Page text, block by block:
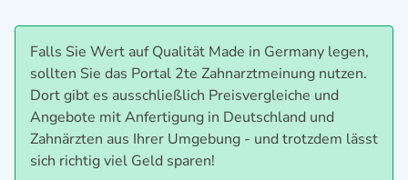
Falls Sie Wert auf Qualität Made in Germany legen,
sollten Sie das Portal 2te Zahnarztmeinung nutzen.
Dort gibt es ausschließlich Preisvergleiche und
Angebote mit Anfertigung in Deutschland und
Zahnärzten aus Ihrer Umgebung - und trotzdem lässt
sich richtig viel Geld sparen!